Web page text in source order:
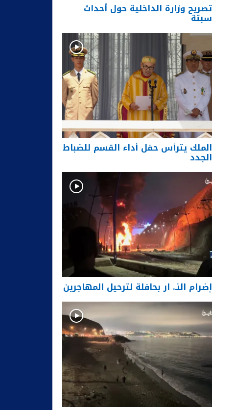
تصريح وزارة الداخلية حول أحداث
سبتة
الملك يترأس حفل أداء القسم للضباط
الجدد
إضرام النـ. ار بحافلة لترحيل المهاجرين